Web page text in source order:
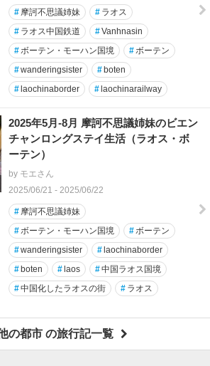
# 摩訶不思議姉妹 # ラオス
# ラオス中国鉄道 #Vanhnasin
#ボーテン・モーハン国境 #ボーテン
#wanderingsister # boten
# laochinaborder # laochinarailway
2025年5月-8月 摩訶不思議姉妹のビエン
チャンロングステイ生活（ラオス・ボ
ーテン）
by モエさん
2025/06/21 - 2025/06/22
# 摩訶不思議姉妹
#ボーテン・モーハン国境 #ボーテン
#wanderingsister # laochinaborder
# boten # laos #中国ラオス国境
#中国化したラオスの街 # ラオス
の都市 の旅行記一覧